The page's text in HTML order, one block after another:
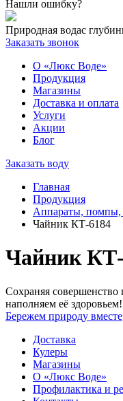
Нашли ошибку?
Природная водас
Заказать звонок
О «Люкс Воде»
Продукция
Магазины
Доставка и оплата
Услуги
Акции
Блог
Заказать воду
Главная
Продукция
Аппараты, помпы,
Чайник КТ-6184
Чайник
Сохраняя
наполняем её здоровьем!
Бережем природу вместе
Доставка
Кулеры
Магазины
О «Люкс Воде»
Профилактика и